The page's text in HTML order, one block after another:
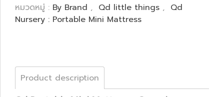
หมวดหมู่ : By Brand , Qd little things , Qd
Nursery : Portable Mini Mattress
Product description